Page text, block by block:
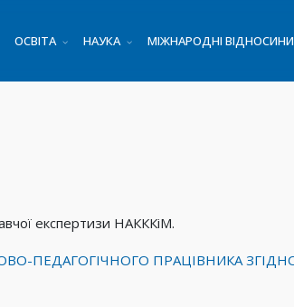
ОСВІТА НАУКА МІЖНАРОДНІ ВІДНОСИНИ
експертизи НАКККіМ.
ПЕДАГОГІЧНОГО ПРАЦІВНИКА